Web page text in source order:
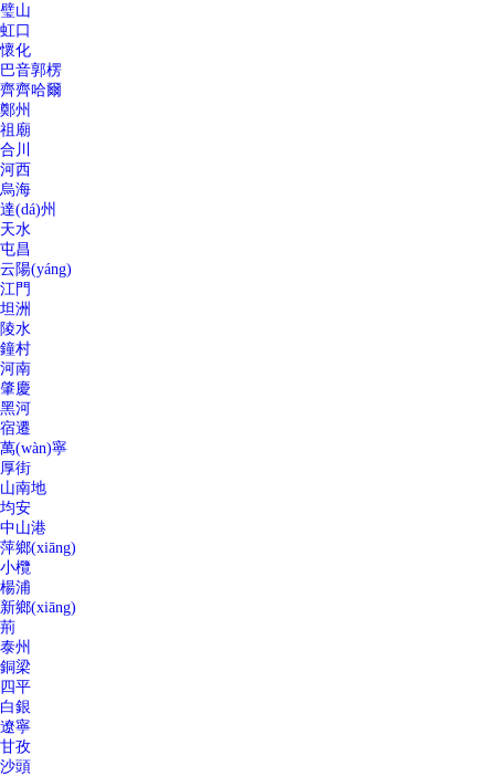
璧山
虹口
懷化
巴音郭楞
齊齊哈爾
鄭州
祖廟
合川
河西
烏海
達(dá)州
天水
屯昌
云陽(yáng)
江門
坦洲
陵水
鐘村
河南
肇慶
黑河
宿遷
萬(wàn)寧
厚街
山南地
均安
中山港
萍鄉(xiāng)
小欖
楊浦
新鄉(xiāng)
荊
泰州
銅梁
四平
白銀
遼寧
甘孜
沙頭